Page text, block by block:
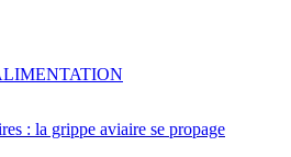
: la grippe aviaire se propage